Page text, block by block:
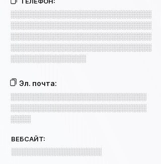
░░░░░░░░░░░░░░░░░░░░░░░░░░░░
░░░░░░░░░░░░░░░░░░░░░░░░░░░░
░░░░░░░░░░░░░░░░░░░░░░░░░░░░
░░░░░░░░░░░░░░░░░░░░░░░░░░░░
░░░░░░░░░░░░░░░
Эл. почта:
░░░░░░░░░░░░░░░░░░░░░░░░░░░
░░░░░░░░░░░░░░░░░░░░░░░░░░░
░░░░
ВЕБСАЙТ:
░░░░░░░░░░░░░░░░░░